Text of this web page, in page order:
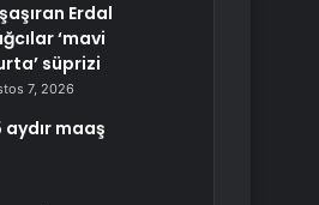
Erdal
‘mavi
süprizi
7, 2026
maaş